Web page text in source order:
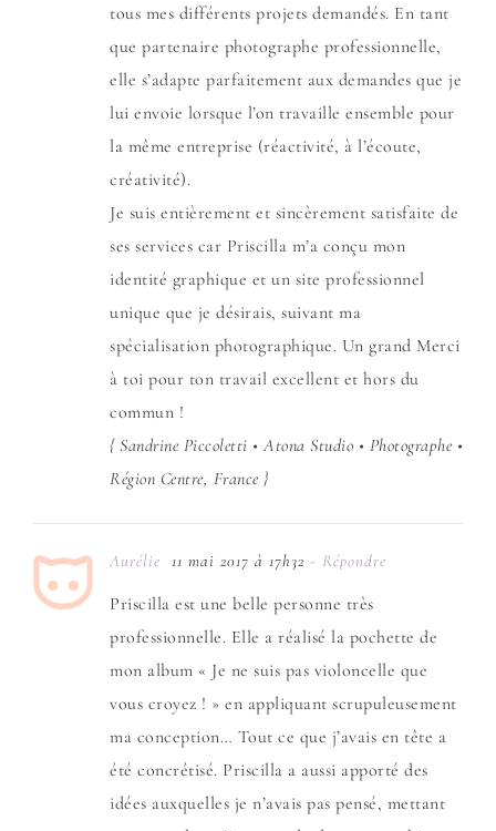
tous mes différents projets demandés. En tant
que partenaire photographe professionnelle,
elle s’adapte parfaitement aux demandes que je
lui envoie lorsque l’on travaille ensemble pour
la même entreprise (réactivité, à l’écoute,
créativité).
Je suis entièrement et sincèrement satisfaite de
ses services car Priscilla m’a conçu mon
identité graphique et un site professionnel
unique que je désirais, suivant ma
spécialisation photographique. Un grand Merci
à toi pour ton travail excellent et hors du
commun !
{ Sandrine Piccoletti • Atona Studio • Photographe •
Région Centre, France }
Aurélie 11 mai 2017 à 17h32 - Répondre
Priscilla est une belle personne très
professionnelle. Elle a réalisé la pochette de
mon album « Je ne suis pas violoncelle que
vous croyez ! » en appliquant scrupuleusement
ma conception… Tout ce que j’avais en tête a
été concrétisé. Priscilla a aussi apporté des
idées auxquelles je n’avais pas pensé, mettant